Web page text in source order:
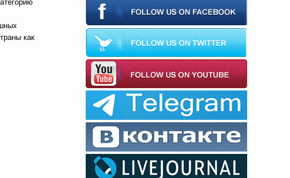
как